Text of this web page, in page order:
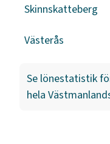
Skinnskatteberg
Västerås
Se lönestatistik
hela